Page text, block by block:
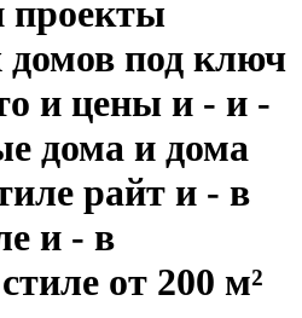
проекты
под ключ
и цены и - и -
дома и дома
райт и - в
и - в
от 200 м²